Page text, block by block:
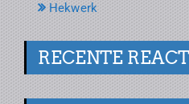
Hekwerk
RECENTE